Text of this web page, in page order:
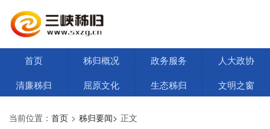
首页 秭归概况 政务服务
人大政协
清廉秭归
屈原文化 生态秭归 文明之窗
当前位置： 首页 > 秭归要闻> 正文